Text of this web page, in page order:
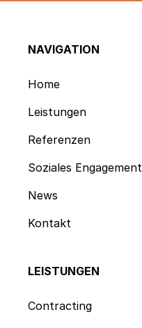
NAVIGATION
Home
Leistungen
Referenzen
Soziales Engagement
News
Kontakt
LEISTUNGEN
Contracting